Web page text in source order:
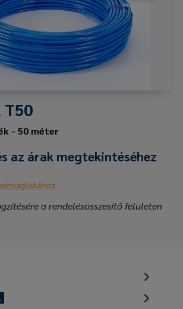
T50
- 50 méter
az árak megtekintéséhez
a rendelésösszesítő felületen